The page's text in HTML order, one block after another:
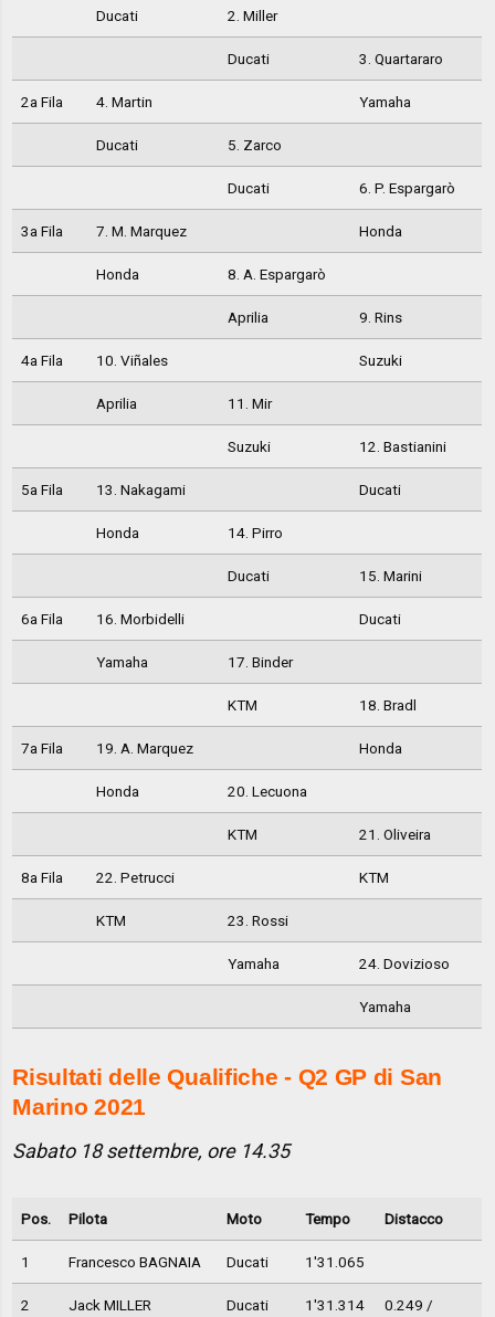
Ducati 2. Miller
Ducati 3. Quartararo
2a Fila 4. Martin Yamaha
Ducati 5. Zarco
Ducati 6. P. Espargarò
3a Fila 7. M. Marquez Honda
Honda 8. A. Espargarò
Aprilia 9. Rins
4a Fila 10. Viñales Suzuki
Aprilia 11. Mir
Suzuki 12. Bastianini
5a Fila 13. Nakagami Ducati
Honda 14. Pirro
Ducati 15. Marini
6a Fila 16. Morbidelli Ducati
Yamaha 17. Binder
KTM 18. Bradl
7a Fila 19. A. Marquez Honda
Honda 20. Lecuona
KTM 21. Oliveira
8a Fila 22. Petrucci KTM
KTM 23. Rossi
Yamaha 24. Dovizioso
Yamaha
Risultati delle Qualifiche - Q2 GP di San
Marino 2021
Sabato 18 settembre, ore 14.35
Pos. Pilota Moto Tempo Distacco
1 Francesco BAGNAIA Ducati 1'31.065
2 Jack MILLER Ducati 1'31.314
0.249 /